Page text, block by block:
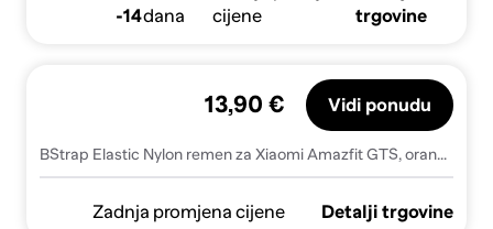
-14dana
cijene
trgovine
BStrap Elastic Nylon remen za Xiaomi Amazfit GTS, orange (SSG024C0704)
13,90 € Vidi ponudu
Zadnja promjena cijene Detalji trgovine